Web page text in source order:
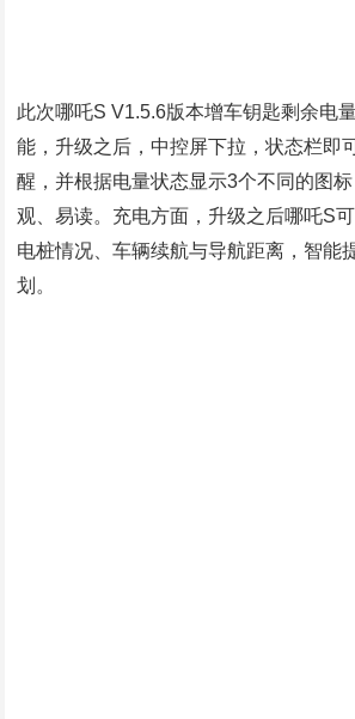
此次哪吒S V1.5.6版本增车钥匙剩余电
能，升级之后，中控屏下拉，状态栏即
醒，并根据电量状态显示3个不同的图
观、易读。充电方面，升级之后哪吒S
电桩情况、车辆续航与导航距离，智能
划。